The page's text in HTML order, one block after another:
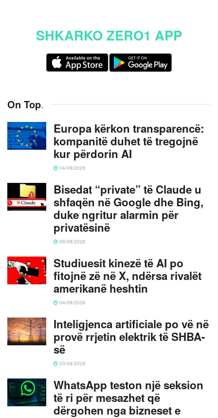
SHKARKO ZERO1 APP
On Top.
Europa kërkon transparencë:
kompanitë duhet të tregojnë
kur përdorin AI
04/08/2026
Bisedat “private” të Claude u
shfaqën në Google dhe Bing,
duke ngritur alarmin për
privatësinë
06/08/2026
Studiuesit kinezë të AI po
fitojnë zë në X, ndërsa rivalët
amerikanë heshtin
04/08/2026
Inteligjenca artificiale po vë në
provë rrjetin elektrik të SHBA-
së
03/08/2026
WhatsApp teston një seksion
të ri për mesazhet që
dërgohen nga bizneset e